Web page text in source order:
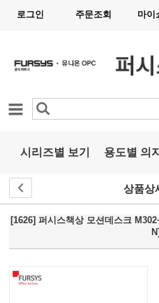
로그인 주문조회 마이
카테고리
시리즈별 보기 용도별 의
상품상
[1626] 퍼시스책상 모션데스크
N]